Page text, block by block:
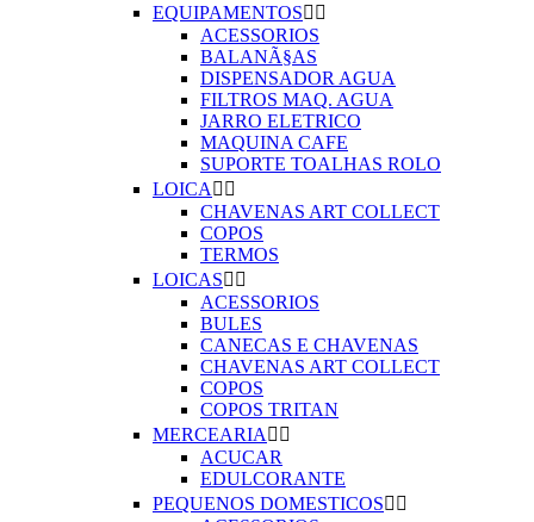
EQUIPAMENTOS 
ACESSORIOS
BALANÃ§AS
DISPENSADOR AGUA
FILTROS MAQ. AGUA
JARRO ELETRICO
MAQUINA CAFE
SUPORTE TOALHAS ROLO
LOICA  
CHAVENAS ART COLLECT
COPOS
TERMOS
LOICAS 
ACESSORIOS
BULES
CANECAS E CHAVENAS
CHAVENAS ART COLLECT
COPOS
COPOS TRITAN
MERCEARIA  
ACUCAR
EDULCORANTE
PEQUENOS DOMESTICOS 